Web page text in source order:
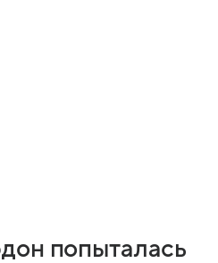
попыталась